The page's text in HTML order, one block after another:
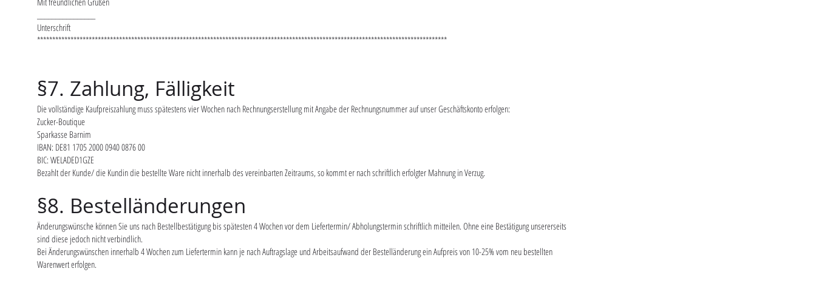
Unterschrift
***************************************************************************************************************************************
§7. Zahlung, Fälligkeit
Die vollständige Kaufpreiszahlung muss spätestens vier Wochen nach Rechnungserstellung mit Angabe der Rechnungsnummer auf unser Geschäftskonto erfolgen:
Zucker-Boutique
Sparkasse Barnim
IBAN: DE81 1705 2000 0940 0876 00
BIC: WELADED1GZE
Bezahlt der Kunde/ die Kundin die bestellte Ware nicht innerhalb des vereinbarten Zeitraums, so kommt er nach schriftlich erfolgter Mahnung in Verzug.
§8. Bestelländerungen
Änderungswünsche können Sie uns nach Bestellbestätigung bis spätesten 4 Wochen vor dem Liefertermin/ Abholungstermin schriftlich mitteilen. Ohne eine Bestätigung unsererseits
sind diese jedoch nicht verbindlich.
Bei Änderungswünschen innerhalb 4 Wochen zum Liefertermin kann je nach Auftragslage und Arbeitsaufwand der Bestelländerung ein Aufpreis von 10-25% vom neu bestellten
Warenwert erfolgen.